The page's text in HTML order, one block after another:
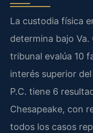
La custodia física
determina bajo
tribunal evalúa 10
interés superior
P.C. tiene 6
Chesapeake, con
todos los casos